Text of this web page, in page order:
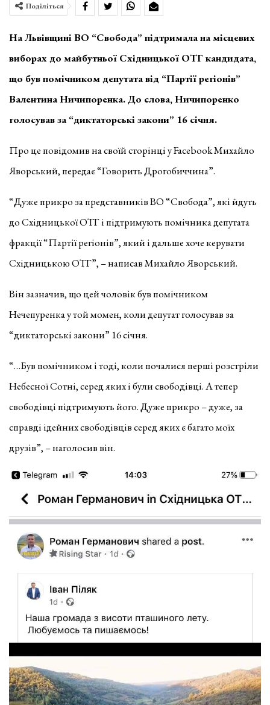
Поділіться
На Львівщині ВО “Свобода” підтримала на місцевих
виборах до майбутньої Східницької ОТГ кандидата,
що був помічником депутата від “Партії регіонів”
Валентина Ничипоренка. До слова, Ничипоренко
голосував за “диктаторські закони” 16 січня.
Про це повідомив на своїй сторінці у Facebook Михайло
Яворський, передає “Говорить Дрогобиччина”.
“Дуже прикро за представників ВО “Свобода”, які йдуть
до Східницької ОТГ і підтримують помічника депутата
фракції “Партії регіонів”, який і дальше хоче керувати
Східницькою ОТГ”, – написав Михайло Яворський.
Він зазначив, що цей чоловік був помічником
Нечепуренка у той момен, коли депутат голосував за
“диктаторські закони” 16 січня.
“…Був помічником і тоді, коли почалися перші розстріли
Небесної Сотні, серед яких і були свободівці. А тепер
свободівці підтримують його. Дуже прикро – дуже, за
справді ідейних свободівців серед яких є багато моїх
друзів”, – наголосив він.